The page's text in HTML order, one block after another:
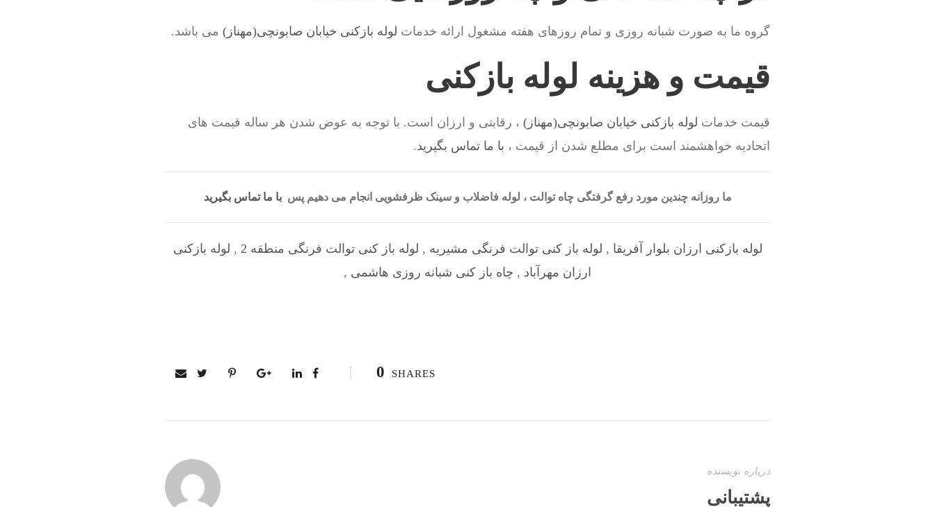
گروه ما به صورت شبانه روزی و تمام روزهای هفته مشغول ارائه خدمات لوله بازکنی خیابان صابونچی(مهناز) می باشد.
قیمت و هزینه لوله بازکنی
قیمت خدمات لوله بازکنی خیابان صابونچی(مهناز) ، رقابتی و ارزان است. با توجه به عوض شدن هر ساله قیمت های
اتحادیه خواهشمند است برای مطلع شدن از قیمت ، با ما تماس بگیرید.
ما روزانه چندین مورد رفع گرفتگی چاه توالت ، لوله فاضلاب و سینک ظرفشویی انجام می دهیم پسبا ما تماس بگیرید
لوله بازکنی ارزان بلوار آفریقا , لوله باز کنی توالت فرنگی مشیریه , لوله باز کنی توالت فرنگی منطقه 2 , لوله بازکنی
ارزان مهرآباد , چاه باز کنی شبانه روزی هاشمی ,
0 SHARES
درباره نویسنده
پشتیبانی